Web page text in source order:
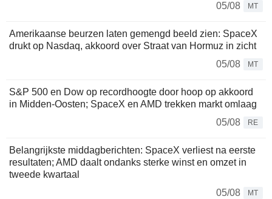
05/08
MT
Amerikaanse beurzen laten gemengd beeld zien: SpaceX
drukt op Nasdaq, akkoord over Straat van Hormuz in zicht
05/08
MT
S&P 500 en Dow op recordhoogte door hoop op akkoord
in Midden-Oosten; SpaceX en AMD trekken markt omlaag
05/08
RE
Belangrijkste middagberichten: SpaceX verliest na eerste
resultaten; AMD daalt ondanks sterke winst en omzet in
tweede kwartaal
05/08
MT